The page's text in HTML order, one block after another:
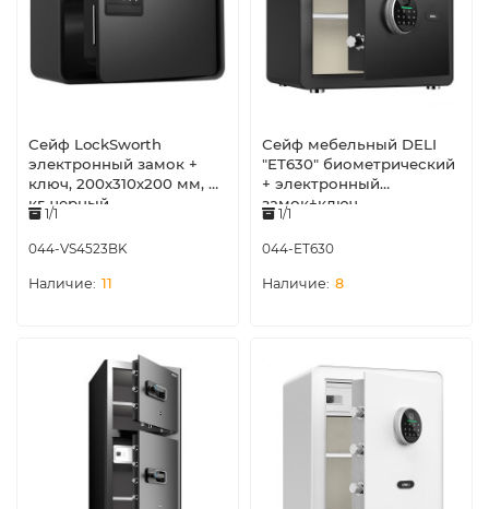
Сейф LockSworth
электронный замок +
ключ, 200х310х200 мм, 4
кг, черный
1/1
044-VS4523BK
11
Сейф мебельный DELI
"ET630" биометрический
+ электронный
замок+ключ,
350х250х250 мм, 8,5 кг,
черный
1/1
044-ET630
8